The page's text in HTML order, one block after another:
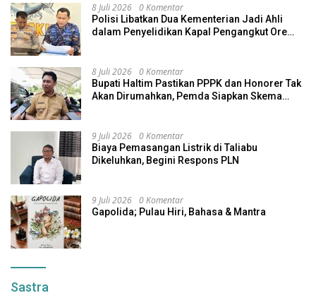
8 Juli 2026 0 Komentar
Polisi Libatkan Dua Kementerian Jadi Ahli
dalam Penyelidikan Kapal Pengangkut Ore
8 Juli 2026 0 Komentar
Bupati Haltim Pastikan PPPK dan Honorer Tak
Akan Dirumahkan, Pemda Siapkan Skema
9 Juli 2026 0 Komentar
Biaya Pemasangan Listrik di Taliabu
Dikeluhkan, Begini Respons PLN
9 Juli 2026 0 Komentar
Gapolida; Pulau Hiri, Bahasa & Mantra
Sastra